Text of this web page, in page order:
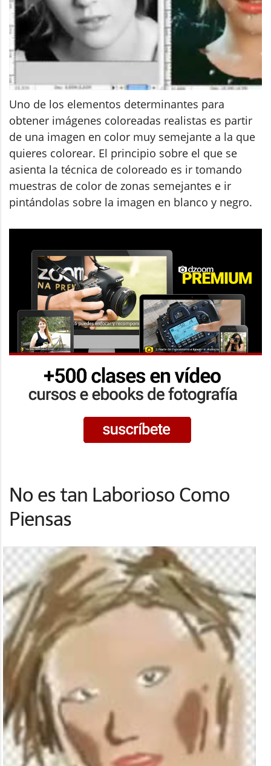
Uno de los elementos determinantes para
obtener imágenes coloreadas realistas es partir
de una imagen en color muy semejante a la que
quieres colorear. El principio sobre el que se
asienta la técnica de coloreado es ir tomando
muestras de color de zonas semejantes e ir
pintándolas sobre la imagen en blanco y negro.
No es tan Laborioso Como
Piensas